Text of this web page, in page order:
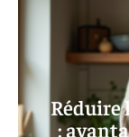
Réduire
: